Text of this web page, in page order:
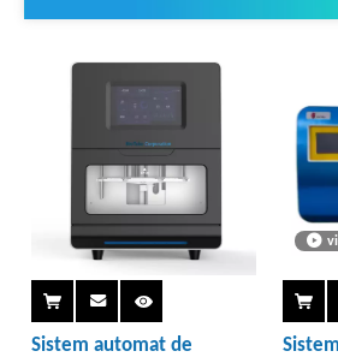
Sistem automat de